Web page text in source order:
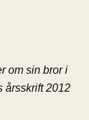
om sin bror i
årsskrift 2012